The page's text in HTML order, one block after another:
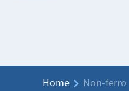
Home Non-ferro